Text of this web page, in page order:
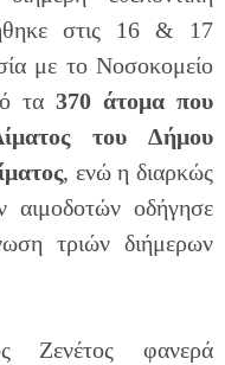
στις 16 & 17
με το Νοσοκομείο
τα 370 άτομα που
του Δήμου
, ενώ η διαρκώς
αιμοδοτών οδήγησε
τριών διήμερων
Ζενέτος φανερά